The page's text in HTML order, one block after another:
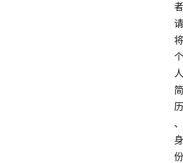
者
请
将
个
人
简
历
、
身
份